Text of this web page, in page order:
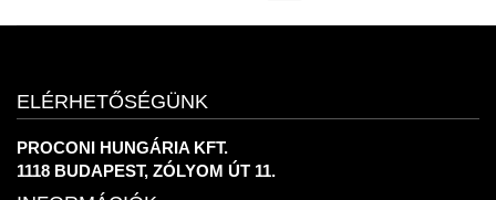
ELÉRHETŐSÉGÜNK
PROCONI HUNGÁRIA KFT.
1118 BUDAPEST, ZÓLYOM ÚT 11.